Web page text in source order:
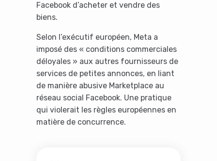
Facebook d’acheter et vendre des
biens.
Selon l’exécutif européen, Meta a
imposé des « conditions commerciales
déloyales » aux autres fournisseurs de
services de petites annonces, en liant
de manière abusive Marketplace au
réseau social Facebook. Une pratique
qui violerait les règles européennes en
matière de concurrence.